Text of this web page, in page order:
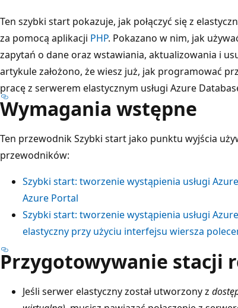
Ten szybki start pokazuje, jak połączyć się z
za pomocą aplikacji PHP. Pokazano w nim, jak
zapytań o dane oraz wstawiania, aktualizowania i
artykule założono, że wiesz już, jak programować
pracę z serwerem elastycznym usługi Azure
Wymagania wstępne
Ten przewodnik Szybki start jako punktu wyjścia
przewodników:
Szybki start: tworzenie wystąpienia usługi
Azure Portal
Szybki start: tworzenie wystąpienia usługi
elastyczny przy użyciu interfejsu wiersza
Przygotowywanie stacji
Jeśli serwer elastyczny został utworzony z